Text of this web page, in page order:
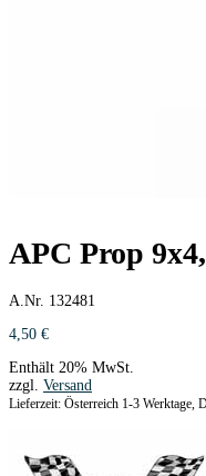
APC Prop
A.Nr. 132481
4,50 €
Enthält 20% MwSt.
zzgl. Versand
Lieferzeit: Österreich 1-3 Werktage,